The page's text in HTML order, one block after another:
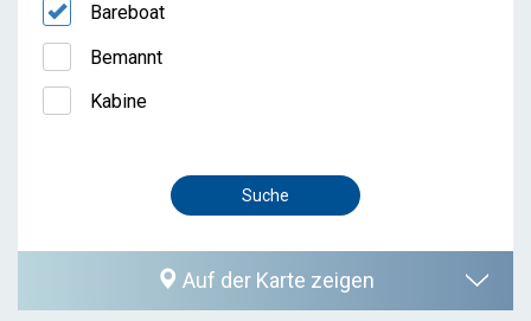
Bareboat
Bemannt
Kabine
Auf der Karte zeigen